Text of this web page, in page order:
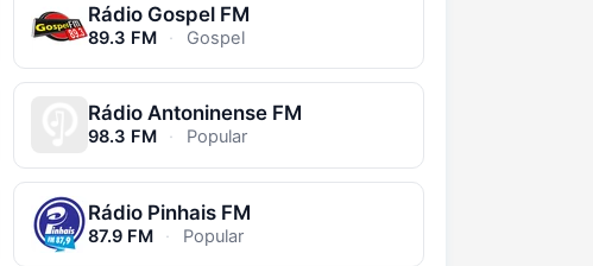
Rádio Gospel FM
89.3 FM · Gospel
Rádio Antoninense FM
98.3 FM · Popular
Rádio Pinhais FM
87.9 FM · Popular